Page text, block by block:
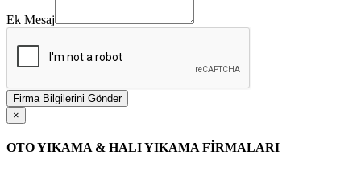
Ek Mesaj
Firma Bilgilerini Gönder
×
OTO YIKAMA & HALI YIKAMA FİRMALARI